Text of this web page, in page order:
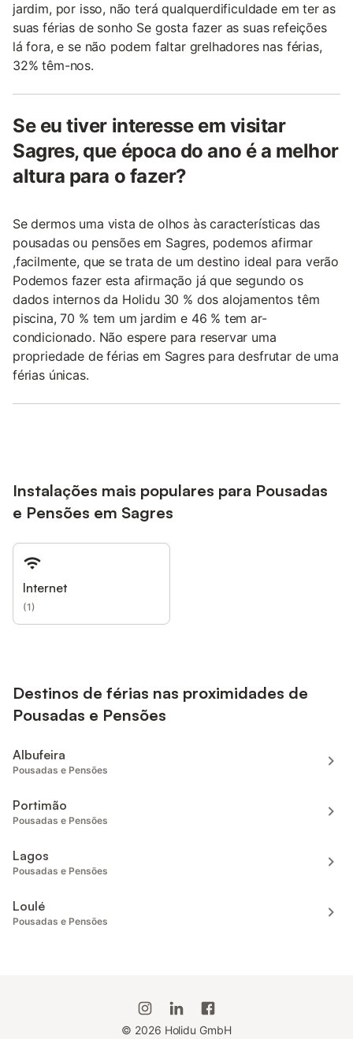
jardim, por isso, não terá qualquerdificuldade em ter as
suas férias de sonho Se gosta fazer as suas refeições
lá fora, e se não podem faltar grelhadores nas férias,
32% têm-nos.
Se eu tiver interesse em visitar
Sagres, que época do ano é a melhor
altura para o fazer?
Se dermos uma vista de olhos às características das
pousadas ou pensões em Sagres, podemos afirmar
,facilmente, que se trata de um destino ideal para verão
Podemos fazer esta afirmação já que segundo os
dados internos da Holidu 30 % dos alojamentos têm
piscina, 70 % tem um jardim e 46 % tem ar-
condicionado. Não espere para reservar uma
propriedade de férias em Sagres para desfrutar de uma
férias únicas.
Instalações mais populares para Pousadas
e Pensões em Sagres
Internet
(1)
Destinos de férias nas proximidades de
Pousadas e Pensões
Albufeira
Pousadas e Pensões
Portimão
Pousadas e Pensões
Lagos
Pousadas e Pensões
Loulé
Pousadas e Pensões
© 2026 Holidu GmbH